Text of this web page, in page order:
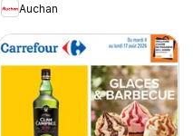
Auchan